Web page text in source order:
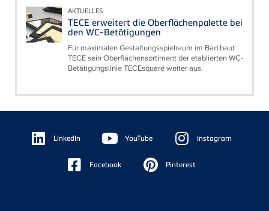
AKTUELLES
TECE erweitert die Oberflächenpalette bei
den WC-Betätigungen
Für maximalen Gestaltungsspielraum im Bad baut
TECE sein Oberflächensortiment der etablierten WC-
Betätigungslinie TECEsquare weiter aus.
Floating
Sidebar LinkedIn YouTube Instagram
Facebook Pinterest